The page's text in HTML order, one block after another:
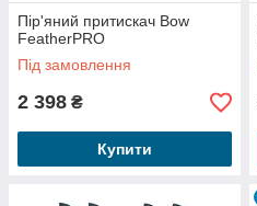
Пір'яний притискач Bow
FeatherPRO
Під замовлення
2 398 ₴
Купити